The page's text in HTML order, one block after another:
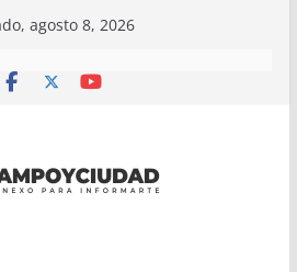
agosto 8, 2026